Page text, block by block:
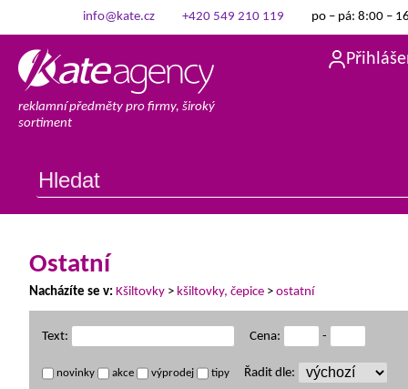
info@kate.cz +420 549 210 119 po – pá: 8:00 –
reklamní předměty pro firmy, široký
sortiment
Ostatní
Nacházíte se v: Kšiltovky > kšiltovky, čepice > ostatní
Text: Cena: -
novinky akce výprodej tipy Řadit dle: